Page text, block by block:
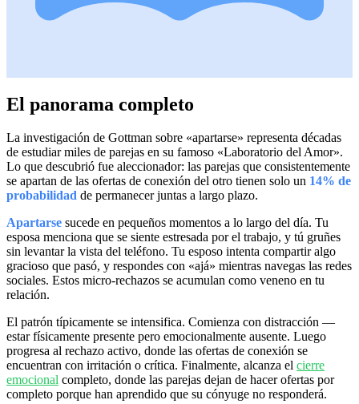
El panorama completo
La investigación de Gottman sobre «apartarse» representa décadas
de estudiar miles de parejas en su famoso «Laboratorio del Amor».
Lo que descubrió fue aleccionador: las parejas que consistentemente
se apartan de las ofertas de conexión del otro tienen solo un 14% de
probabilidad de permanecer juntas a largo plazo.
Apartarse sucede en pequeños momentos a lo largo del día. Tu
esposa menciona que se siente estresada por el trabajo, y tú gruñes
sin levantar la vista del teléfono. Tu esposo intenta compartir algo
gracioso que pasó, y respondes con «ajá» mientras navegas las redes
sociales. Estos micro-rechazos se acumulan como veneno en tu
relación.
El patrón típicamente se intensifica. Comienza con distracción —
estar físicamente presente pero emocionalmente ausente. Luego
progresa al rechazo activo, donde las ofertas de conexión se
encuentran con irritación o crítica. Finalmente, alcanza el cierre
emocional completo, donde las parejas dejan de hacer ofertas por
completo porque han aprendido que su cónyuge no responderá.